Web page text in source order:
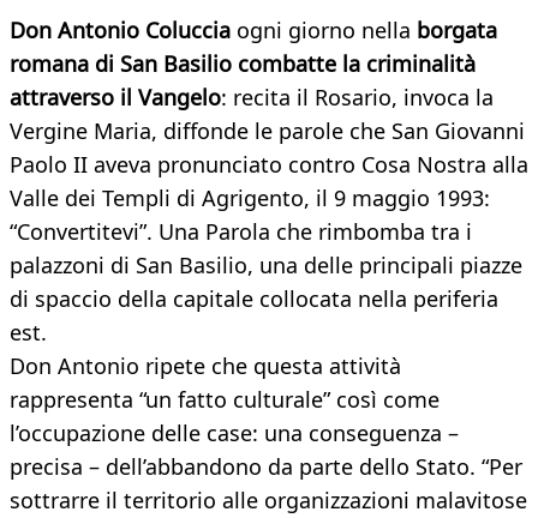
Don Antonio Coluccia ogni giorno nella borgata
romana di San Basilio combatte la criminalità
attraverso il Vangelo: recita il Rosario, invoca la
Vergine Maria, diffonde le parole che San Giovanni
Paolo II aveva pronunciato contro Cosa Nostra alla
Valle dei Templi di Agrigento, il 9 maggio 1993:
“Convertitevi”. Una Parola che rimbomba tra i
palazzoni di San Basilio, una delle principali piazze
di spaccio della capitale collocata nella periferia
est.
Don Antonio ripete che questa attività
rappresenta “un fatto culturale” così come
l’occupazione delle case: una conseguenza –
precisa – dell’abbandono da parte dello Stato. “Per
sottrarre il territorio alle organizzazioni malavitose